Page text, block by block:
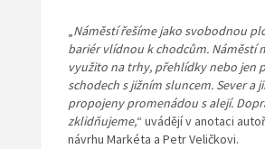
„Náměstí řešíme jako svobodnou
bariér vlídnou k chodcům. Náměstí
využito na trhy, přehlídky nebo jen
schodech s jižním sluncem. Sever a
propojeny promenádou s alejí.
zklidňujeme,“ uvádějí v anotaci
návrhu Markéta a Petr Veličkovi.